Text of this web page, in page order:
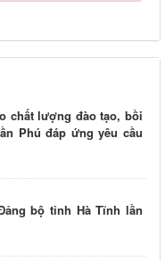
chất lượng đào tạo, bồi
Phú đáp ứng yêu cầu
bộ tỉnh Hà Tĩnh lần